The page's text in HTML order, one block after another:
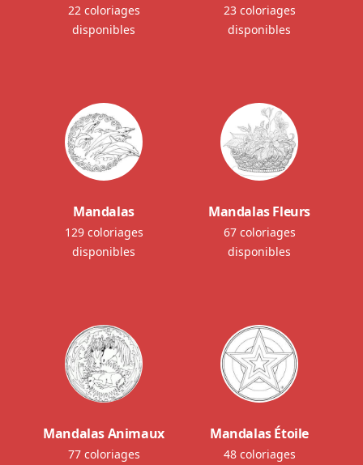
22 coloriages
disponibles
23 coloriages
disponibles
Mandalas
129 coloriages
disponibles
Mandalas Fleurs
67 coloriages
disponibles
Mandalas Animaux
77 coloriages
Mandalas Étoile
48 coloriages